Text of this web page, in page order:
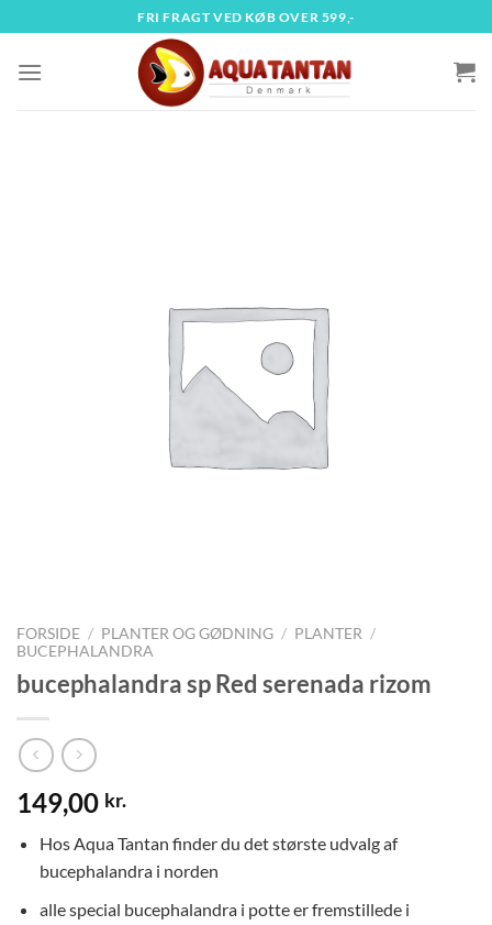
til
indhold
FRI FRAGT VED KØB OVER 599,-
FORSIDE / PLANTER OG GØDNING / PLANTER /
BUCEPHALANDRA
bucephalandra sp Red serenada rizom
149,00 kr.
Hos Aqua Tantan finder du det største udvalg af
bucephalandra i norden
alle special bucephalandra i potte er fremstillede i